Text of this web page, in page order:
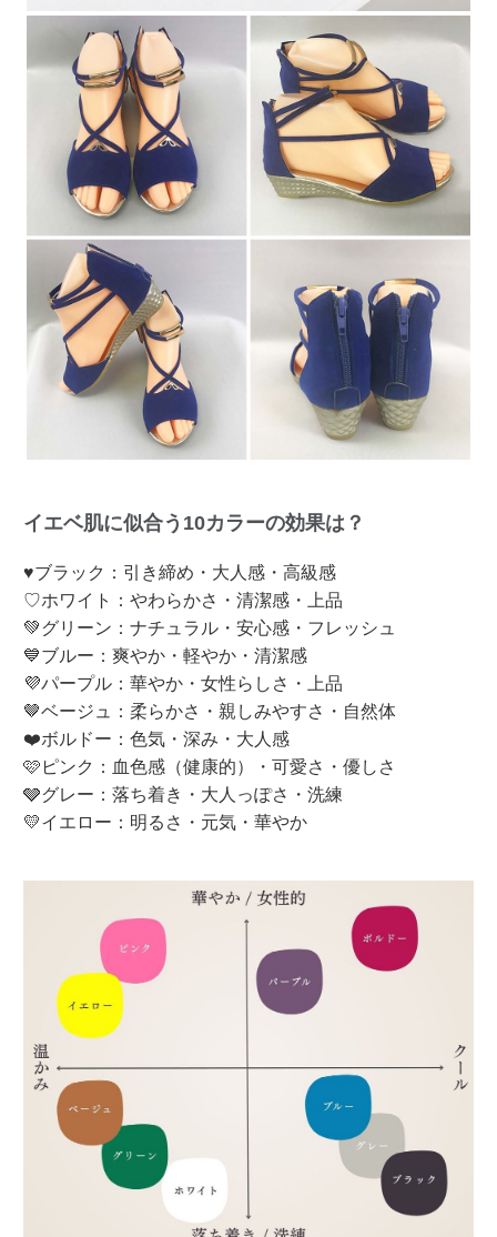
イエベ肌に似合う10カラーの効果は？
♥ブラック：引き締め・大人感・高級感
♡ホワイト：やわらかさ・清潔感・上品
💚グリーン：ナチュラル・安心感・フレッシュ
💙ブルー：爽やか・軽やか・清潔感
💜パープル：華やか・女性らしさ・上品
🤎ベージュ：柔らかさ・親しみやすさ・自然体
❤️ボルドー：色気・深み・大人感
🩷ピンク：血色感（健康的）・可愛さ・優しさ
🩶グレー：落ち着き・大人っぽさ・洗練
💛イエロー：明るさ・元気・華やか